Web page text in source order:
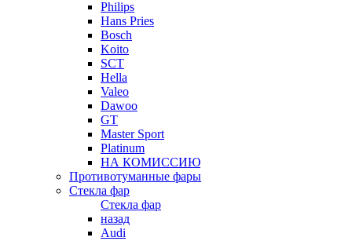
Philips
Hans Pries
Bosch
Koito
SCT
Hella
Valeo
Dawoo
GT
Master Sport
Platinum
НА КОМИССИЮ
Противотуманные фары
Стекла фар
Стекла фар
назад
Audi